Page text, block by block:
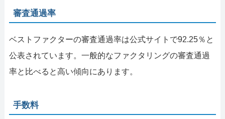
審査通過率
ベストファクターの審査通過率は公式サイトで92.25％と
公表されています。一般的なファクタリングの審査通過
率と比べると高い傾向にあります。
手数料